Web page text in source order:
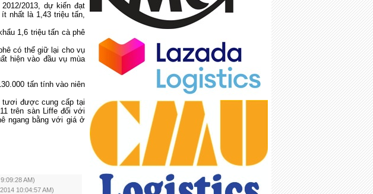
2013, dự kiến đạt
ít nhất là 1,43 triệu tấn,
1,6 triệu tấn cà phê
có thể giữ lại cho vụ
hiện vào đầu vụ mùa
tấntính vàoniên
tươi được cung cấptại
trên sàn Liffe đối với
ngang bằng với giá ở
AM)
10:04:57 AM)